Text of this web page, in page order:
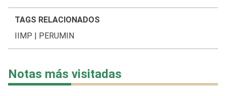
TAGS RELACIONADOS
IIMP
PERUMIN
Notas más visitadas